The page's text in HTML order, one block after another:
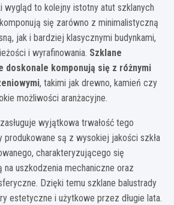
wygląd to kolejny istotny atut szklanych
się zarówno z minimalistyczną
jak i bardziej klasycznymi budynkami,
i wyrafinowania. Szklane
doskonale komponują się z różnymi
, takimi jak drewno, kamień czy
możliwości aranżacyjne.
wyjątkowa trwałość tego
produkowane są z wysokiej jakości szkła
charakteryzującego się
uszkodzenia mechaniczne oraz
Dzięki temu szklane balustrady
estetyczne i użytkowe przez długie lata.